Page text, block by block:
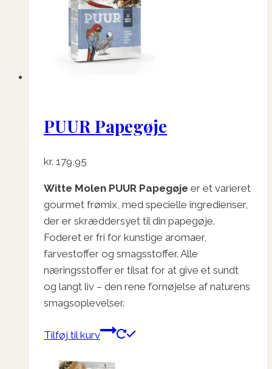
PUUR Papegøje
kr. 179,95
Witte Molen PUUR Papegøje er et varieret
gourmet frømix, med specielle ingredienser,
der er skræddersyet til din papegøje.
Foderet er fri for kunstige aromaer,
farvestoffer og smagsstoffer. Alle
næringsstoffer er tilsat for at give et sundt
og langt liv – den rene fornøjelse af naturens
smagsoplevelser.
Tilføj til kurv